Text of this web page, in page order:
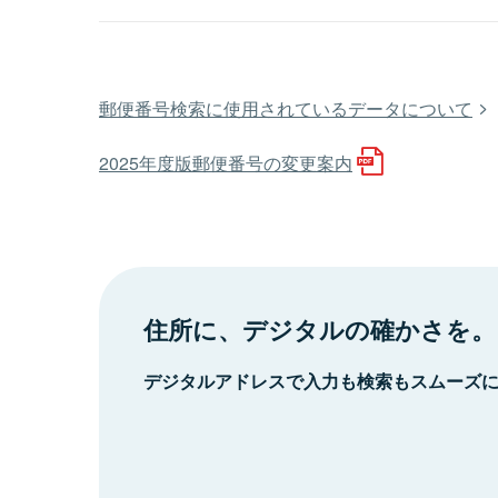
郵便番号検索に使用されているデータについて
2025年度版郵便番号の変更案内
住所に、デジタルの確かさを。
デジタルアドレスで入力も検索もスムーズ